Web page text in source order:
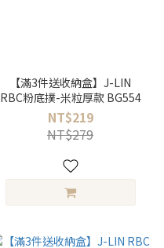
【滿3件送收納盒】J-LIN
RBC粉底撲-米粒厚款 BG554
NT$219
NT$279